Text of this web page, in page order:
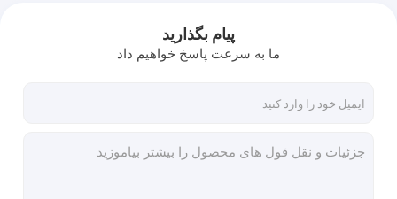
نیروگاه قابل حمل LiFePO4
سیستم برق بدون وقفه
پیام بگذارید
ما به سرعت پاسخ خواهیم داد